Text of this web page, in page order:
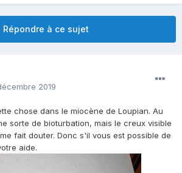
Répondre à ce sujet
2019
chose dans le miocène de Loupian. Au
sorte de bioturbation, mais le creux visible
fait douter. Donc s'il vous est possible de
aide.